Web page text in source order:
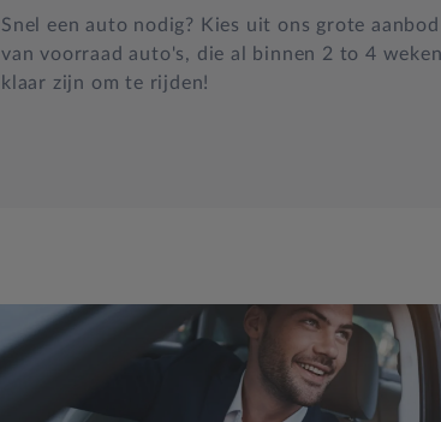
Snel een auto nodig? Kies uit ons grote aanbod
van voorraad auto's, die al binnen 2 to 4
klaar zijn om te rijden!